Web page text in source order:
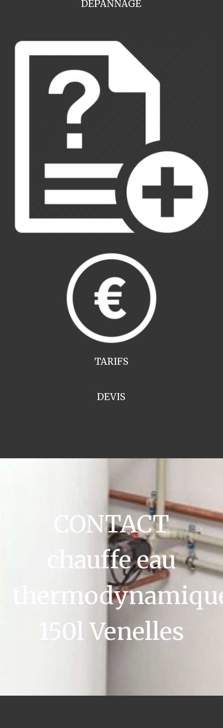
DEPANNAGE
TARIFS
DEVIS
CONTACT
chauffe eau
150l Venelles